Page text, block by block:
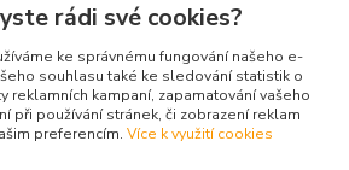
rádi své cookies?
ke správnému fungování našeho e-
souhlasu také ke sledování statistik o
reklamních kampaní, zapamatování vašeho
při používání stránek, či zobrazení reklam
preferencím. Více k využití cookies